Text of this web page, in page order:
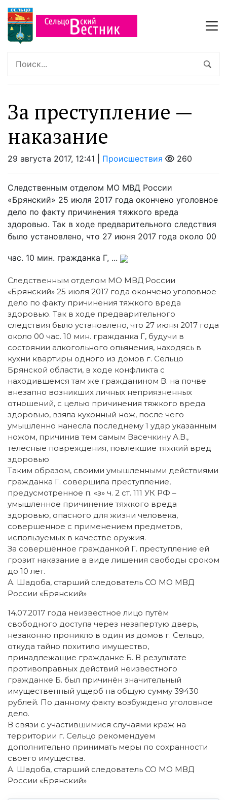
За преступление —
наказание
29 августа 2017, 12:41 | Происшествия 260
Следственным отделом МО МВД России
«Брянский» 25 июля 2017 года окончено уголовное
дело по факту причинения тяжкого вреда
здоровью. Так в ходе предварительного следствия
было установлено, что 27 июня 2017 года около 00
час. 10 мин. гражданка Г, ...
Следственным отделом МО МВД России
«Брянский» 25 июля 2017 года окончено уголовное
дело по факту причинения тяжкого вреда
здоровью. Так в ходе предварительного
следствия было установлено, что 27 июня 2017 года
около 00 час. 10 мин. гражданка Г, будучи в
состоянии алкогольного опьянения, находясь в
кухни квартиры одного из домов г. Сельцо
Брянской области, в ходе конфликта с
находившемся там же гражданином В. на почве
внезапно возникших личных неприязненных
отношений, с целью причинения тяжкого вреда
здоровью, взяла кухонный нож, после чего
умышленно нанесла последнему 1 удар указанным
ножом, причинив тем самым Васечкину А.В.,
телесные повреждения, повлекшие тяжкий вред
здоровью
Таким образом, своими умышленными действиями
гражданка Г. совершила преступление,
предусмотренное п. «з» ч. 2 ст. 111 УК РФ –
умышленное причинение тяжкого вреда
здоровью, опасного для жизни человека,
совершенное с применением предметов,
используемых в качестве оружия.
За совершённое гражданкой Г. преступление ей
грозит наказание в виде лишения свободы сроком
до 10 лет.
А. Шадоба, старший следователь СО МО МВД
России «Брянский»
14.07.2017 года неизвестное лицо путём
свободного доступа через незапертую дверь,
незаконно проникло в один из домов г. Сельцо,
откуда тайно похитило имущество,
принадлежащие гражданке Б. В результате
противоправных действий неизвестного
гражданке Б. был причинён значительный
имущественный ущерб на общую сумму 39430
рублей. По данному факту возбуждено уголовное
дело.
В связи с участившимися случаями краж на
территории г. Сельцо рекомендуем
дополнительно принимать меры по сохранности
своего имущества.
А. Шадоба, старший следователь СО МО МВД
России «Брянский»